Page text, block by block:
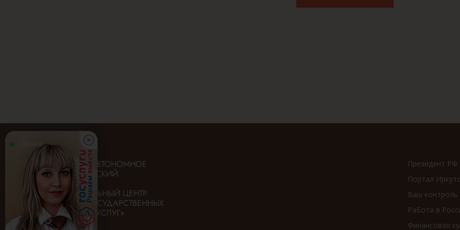
Ольга
ГОСУДАРСТВЕННОЕ АВТОНОМНОЕ
УЧРЕЖДЕНИЕ «ИРКУТСКИЙ
ОБЛАСТНОЙ
МНОГОФУНКЦИОНАЛЬНЫЙ ЦЕНТР
ПРЕДОСТАВЛЕНИЯ ГОСУДАРСТВЕННЫХ
И МУНИЦИПАЛЬНЫХ УСЛУГ»
Президент РФ
Портал
Ваш контроль
Работа в
Финансовая